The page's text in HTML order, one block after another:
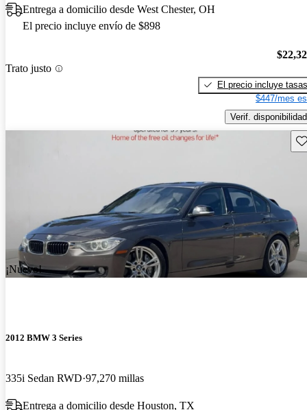
Entrega a domicilio desde West Chester, OH
El precio incluye envío de $898
Trato justo
El precio incluye tasas
$447/mes
Verif. disponibilidad
¡Nuevo!
2012 BMW 3 Series
335i Sedan RWD 97,270 millas
Entrega a domicilio desde Houston, TX